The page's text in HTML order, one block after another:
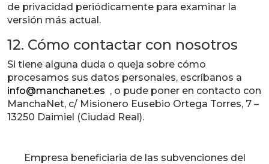
de privacidad periódicamente para examinar la
versión más actual.
12. Cómo contactar con nosotros
Si tiene alguna duda o queja sobre cómo
procesamos sus datos personales, escríbanos a
info@manchanet.es , o pude poner en contacto con
ManchaNet, c/ Misionero Eusebio Ortega Torres, 7 –
13250 Daimiel (Ciudad Real).
Empresa beneficiaria de las subvenciones del